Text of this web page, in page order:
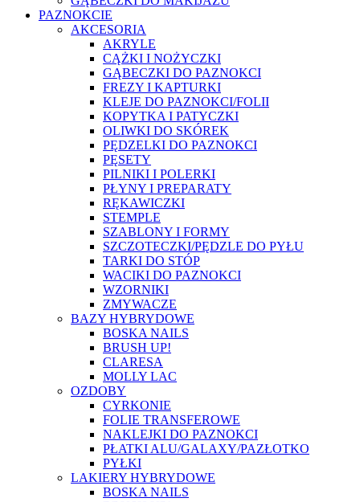
PAZNOKCIE
AKCESORIA
AKRYLE
CĄŻKI I NOŻYCZKI
GĄBECZKI DO PAZNOKCI
FREZY I KAPTURKI
KLEJE DO PAZNOKCI/FOLII
KOPYTKA I PATYCZKI
OLIWKI DO SKÓREK
PĘDZELKI DO PAZNOKCI
PĘSETY
PILNIKI I POLERKI
PŁYNY I PREPARATY
RĘKAWICZKI
STEMPLE
SZABLONY I FORMY
SZCZOTECZKI/PĘDZLE DO PYŁU
TARKI DO STÓP
WACIKI DO PAZNOKCI
WZORNIKI
ZMYWACZE
BAZY HYBRYDOWE
BOSKA NAILS
BRUSH UP!
CLARESA
MOLLY LAC
OZDOBY
CYRKONIE
FOLIE TRANSFEROWE
NAKLEJKI DO PAZNOKCI
PŁATKI ALU/GALAXY/PAZŁOTKO
PYŁKI
LAKIERY HYBRYDOWE
BOSKA NAILS